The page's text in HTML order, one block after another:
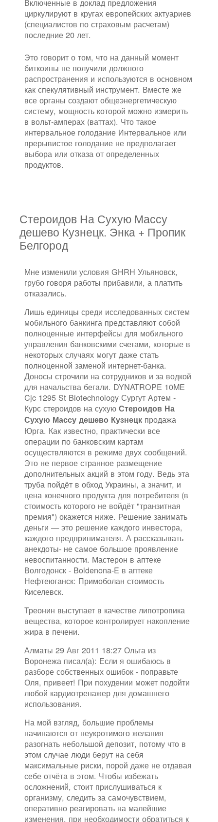
Включенные в доклад предложения
циркулируют в кругах европейских актуариев
(специалистов по страховым расчетам)
последние 20 лет.
Это говорит о том, что на данный момент
биткоины не получили должного
распространения и используются в основном
как спекулятивный инструмент. Вместе же
все органы создают общеэнергетическую
систему, мощность которой можно измерить
в вольт-амперах (ваттах). Что такое
интервальное голодание Интервальное или
прерывистое голодание не предполагает
выбора или отказа от определенных
продуктов.
Стероидов На Сухую Массу
дешево Кузнецк. Энка + Пропик
Белгород
Мне изменили условия GHRH Ульяновск,
грубо говоря работы прибавили, а платить
отказались.
Лишь единицы среди исследованных систем
мобильного банкинга представляют собой
полноценные интерфейсы для мобильного
управления банковскими счетами, которые в
некоторых случаях могут даже стать
полноценной заменой интернет-банка.
Доносы строчили на сотрудников и за водкой
для начальства бегали. DYNATROPE 10ME
Cjc 1295 St Biotechnology Сургут Артем -
Курс стероидов на сухую Стероидов На
Сухую Массу дешево Кузнецк продажа
Юрга. Как известно, практически все
операции по банковским картам
осуществляются в режиме двух сообщений.
Это не первое странное размещение
дополнительных акций в этом году. Ведь эта
труба пойдёт в обход Украины, а значит, и
цена конечного продукта для потребителя (в
стоимость которого не войдёт "транзитная
премия") окажется ниже. Решение занимать
деньги — это решение каждого инвестора,
каждого предпринимателя. А рассказывать
анекдоты- не самое большое проявление
невоспитанности. Мастерон в аптеке
Волгодонск - Boldenona-E в аптеке
Нефтеюганск: Примоболан стоимость
Киселевск.
Треонин выступает в качестве липотропика
вещества, которое контролирует накопление
жира в печени.
Алматы 29 Авг 2011 18:27 Ольга из
Воронежа писал(а): Если я ошибаюсь в
разборе собственных ошибок - поправьте
Оля, привеет! При похудении может подойти
любой кардиотренажер для домашнего
использования.
На мой взгляд, большие проблемы
начинаются от неукротимого желания
разогнать небольшой депозит, потому что в
этом случае люди берут на себя
максимальные риски, порой даже не отдавая
себе отчёта в этом. Чтобы избежать
осложнений, стоит прислушиваться к
организму, следить за самочувствием,
оперативно реагировать на малейшие
изменения, при необходимости обратиться к